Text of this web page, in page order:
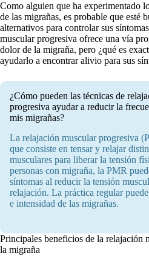
Como alguien que ha experimentado
de las migrañas, es probable que esté
alternativos para controlar sus
muscular progresiva ofrece una vía
dolor de la migraña, pero ¿qué es
ayudarlo a encontrar alivio para sus
¿Cómo pueden las técnicas de
progresiva ayudar a reducir la
mis migrañas?
La relajación muscular progresiva
que consiste en tensar y relajar
musculares para liberar la tensión
personas con migraña, la PMR
síntomas al reducir la tensión
relajación. La práctica regular
e intensidad de las migrañas.
Principales beneficios de la relajación
la migraña